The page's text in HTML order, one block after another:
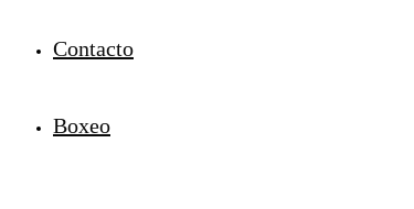
Contacto
Boxeo